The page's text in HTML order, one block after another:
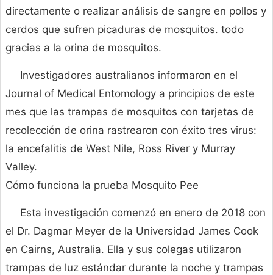
directamente o realizar análisis de sangre en pollos y
cerdos que sufren picaduras de mosquitos. todo
gracias a la orina de mosquitos.
Investigadores australianos informaron en el
Journal of Medical Entomology a principios de este
mes que las trampas de mosquitos con tarjetas de
recolección de orina rastrearon con éxito tres virus:
la encefalitis de West Nile, Ross River y Murray
Valley.
Cómo funciona la prueba Mosquito Pee
Esta investigación comenzó en enero de 2018 con
el Dr. Dagmar Meyer de la Universidad James Cook
en Cairns, Australia. Ella y sus colegas utilizaron
trampas de luz estándar durante la noche y trampas